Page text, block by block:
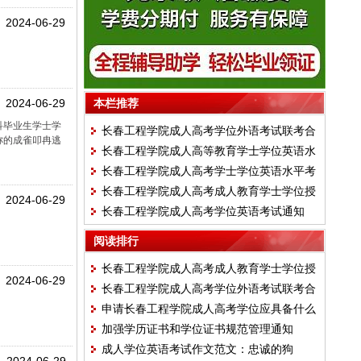
2024-06-29
2024-06-29
业生学士学
成雀叩冉逃
2024-06-29
2024-06-29
本栏推荐
长春工程学院成人高考学位外语考试联考合
作体考试的通知
长春工程学院成人高等教育学士学位英语水
平考试大纲
长春工程学院成人高考学士学位英语水平考
试报名流程
长春工程学院成人高考成人教育学士学位授
予工作细则
长春工程学院成人高考学位英语考试通知
阅读排行
长春工程学院成人高考成人教育学士学位授
予工作细则
长春工程学院成人高考学位外语考试联考合
作体的通知安排
申请长春工程学院成人高考学位应具备什么
条件，有什么规定？
加强学历证书和学位证书规范管理通知
成人学位英语考试作文范文：忠诚的狗